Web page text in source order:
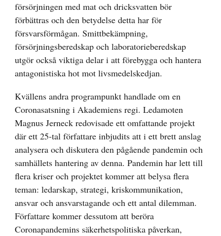
försörjningen med mat och dricksvatten bör
förbättras och den betydelse detta har för
försvarsförmågan. Smittbekämpning,
försörjningsberedskap och laboratorieberedskap
utgör också viktiga delar i att förebygga och hantera
antagonistiska hot mot livsmedelskedjan.
Kvällens andra programpunkt handlade om en
Coronasatsning i Akademiens regi. Ledamoten
Magnus Jerneck redovisade ett omfattande projekt
där ett 25-tal författare inbjudits att i ett brett anslag
analysera och diskutera den pågående pandemin och
samhällets hantering av denna. Pandemin har lett till
flera kriser och projektet kommer att belysa flera
teman: ledarskap, strategi, kriskommunikation,
ansvar och ansvarstagande och ett antal dilemman.
Författare kommer dessutom att beröra
Coronapandemins säkerhetspolitiska påverkan,